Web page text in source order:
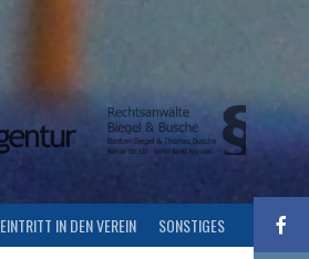
EINTRITT IN DEN VEREIN SONSTIGES